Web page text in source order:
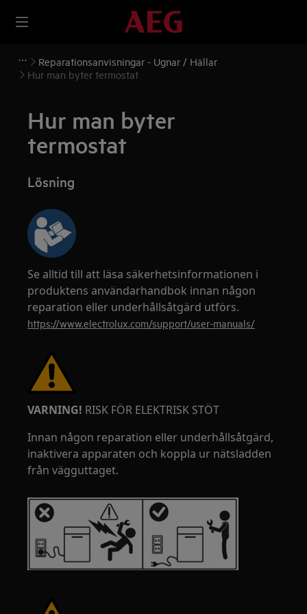
Reparationsanvisningar - Ugnar / Hällar
Hur man byter termostat
Hur man byter
termostat
Lösning
Se alltid till att läsa säkerhetsinformationen i
produktens användarhandbok innan någon
reparation eller underhållsåtgärd utförs.
https://www.electrolux.com/support/user-manuals/
VARNING! RISK FÖR ELEKTRISK STÖT
Innan någon reparation eller underhållsåtgärd,
inaktivera apparaten och koppla ur nätsladden
från vägguttaget.